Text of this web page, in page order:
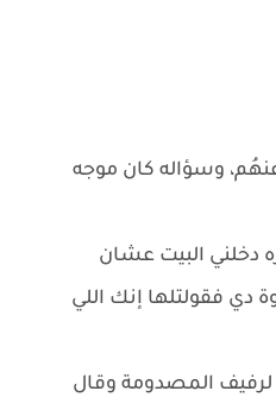
وسؤاله كان موجه
دخلني البيت عشان
دي فقولتلها إنك اللي
المصدومة وقال